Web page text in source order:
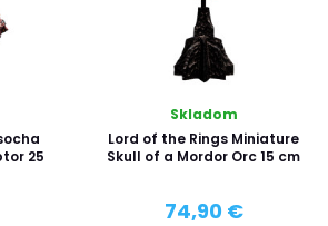
25
Skladom
Lord of the Rings Miniature
Skull of a Mordor Orc 15 cm
74,90 €